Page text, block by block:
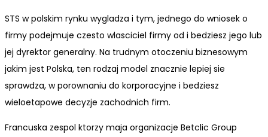
STS w polskim rynku wygladza i tym, jednego do wniosek o
firmy podejmuje czesto wlasciciel firmy od i bedziesz jego lub
jej dyrektor generalny. Na trudnym otoczeniu biznesowym
jakim jest Polska, ten rodzaj model znacznie lepiej sie
sprawdza, w porownaniu do korporacyjne i bedziesz
wieloetapowe decyzje zachodnich firm.
Francuska zespol ktorzy maja organizacje Betclic Group